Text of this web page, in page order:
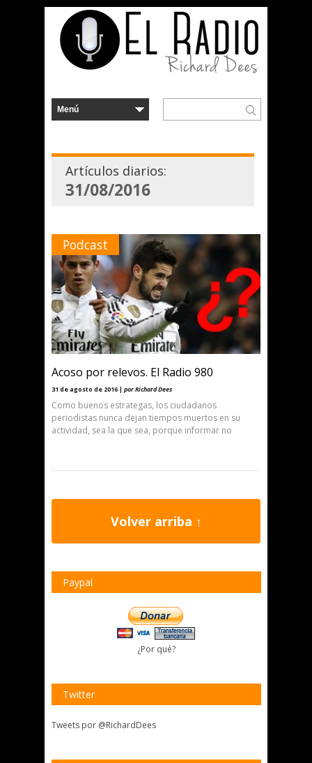
Artículos diarios:
31/08/2016
Podcast
Acoso por relevos. El Radio 980
31 de agosto de 2016 | por Richard Dees
Como buenos estrategas, los ciudadanos
periodistas nunca dejan tiempos muertos en su
actividad, sea la que sea, porque informar no
Volver arriba ↑
Paypal
¿Por qué?
Twitter
Tweets por @RichardDees